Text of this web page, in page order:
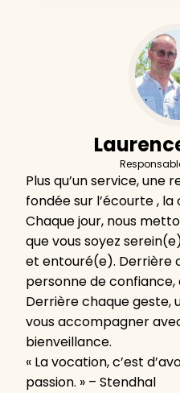
Plus qu’un service, une
fondée sur l’écourte ,
Chaque jour, nous
que vous soyez
et entouré(e). Derrière
personne de confiance,
Derrière chaque geste,
vous accompagner
bienveillance.
« La vocation, c’est
passion. » – Stendhal